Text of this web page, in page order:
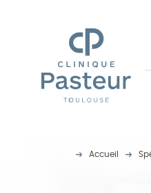
Clinique Pasteur
Accueil